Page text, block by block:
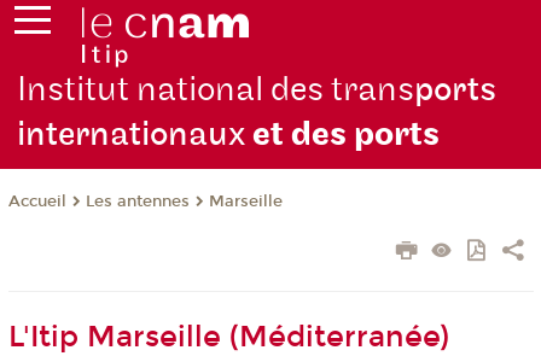
Institut national des transports
internationauxet des ports
Accueil Les antennes Marseille
L'Itip Marseille (Méditerranée)